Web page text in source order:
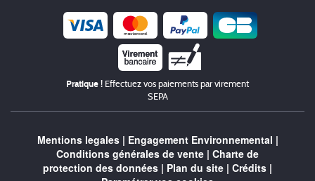
Chèque
Pratique ! Effectuez vos paiements par virement
SEPA
Mentions legales| Engagement Environnemental |
Conditions générales de vente | Charte de
protection des données | Plan du site | Crédits |